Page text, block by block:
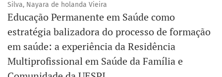
Silva, Nayara de holanda Vieira
Educação Permanente em Saúde como
estratégia balizadora do processo de formação
em saúde: a experiência da Residência
Multiprofissional em Saúde da Família e